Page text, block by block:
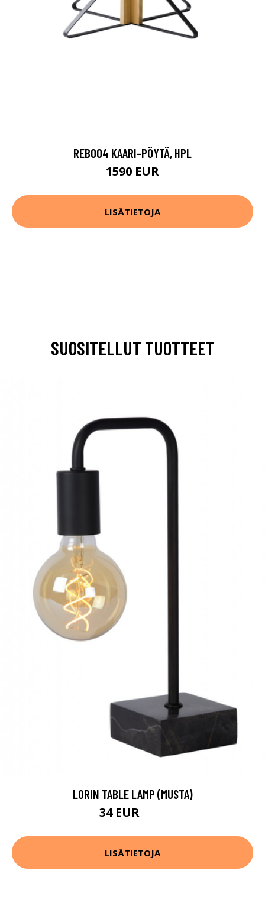
REB004 KAARI-PÖYTÄ, HPL
1590 EUR
LISÄTIETOJA
SUOSITELLUT TUOTTEET
LORIN TABLE LAMP (MUSTA)
34 EUR
LISÄTIETOJA